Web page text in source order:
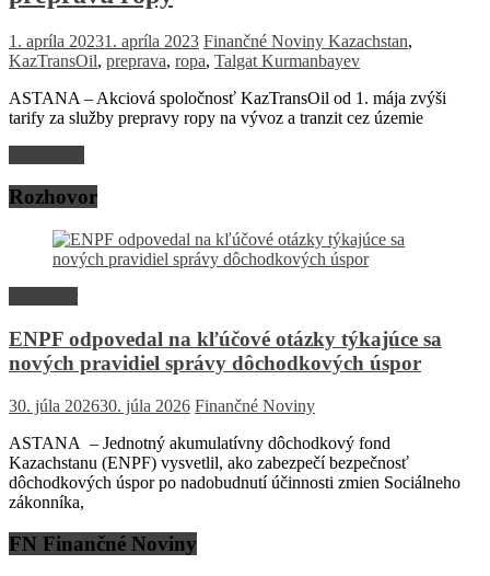
1. apríla 20231. apríla 2023 Finančné Noviny Kazachstan,
KazTransOil, preprava, ropa, Talgat Kurmanbayev
ASTANA – Akciová spoločnosť KazTransOil od 1. mája zvýši
tarify za služby prepravy ropy na vývoz a tranzit cez územie
Rozhovor
ENPF odpovedal na kľúčové otázky týkajúce sa
nových pravidiel správy dôchodkových úspor
30. júla 202630. júla 2026 Finančné Noviny
ASTANA – Jednotný akumulatívny dôchodkový fond
Kazachstanu (ENPF) vysvetlil, ako zabezpečí bezpečnosť
dôchodkových úspor po nadobudnutí účinnosti zmien Sociálneho
zákonníka,
FN Finančné Noviny